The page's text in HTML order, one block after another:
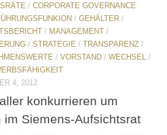
/ CORPORATE GOVERNANCE
/ GEHÄLTER /
/ MANAGEMENT /
/ STRATEGIE / TRANSPARENZ /
/ VORSTAND / WECHSEL /
4, 2012
konkurrieren um
im Siemens-Aufsichtsrat